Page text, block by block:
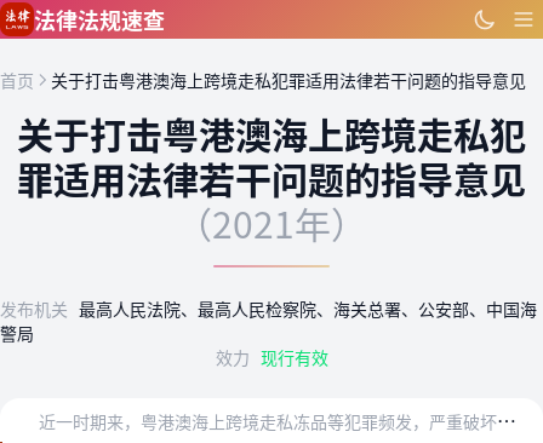
跳到主要内容
法律法规速查
首页 关于打击粤港澳海上跨境走私犯罪适用法律若干问题的指导意见
关于打击粤港澳海上跨境走私犯
罪适用法律若干问题的指导意见
（2021年）
发布机关 最高人民法院、最高人民检察院、海关总署、公安部、中国海
警局
效力 现行有效
近
一时期来，粤港澳海上跨境走私冻品等犯罪频发，严重破坏海关监管秩序和正常贸易秩序。走私冻品存在疫情传播风险，严重危害公共卫生安全和食品安全。走私犯罪分子为实施犯…